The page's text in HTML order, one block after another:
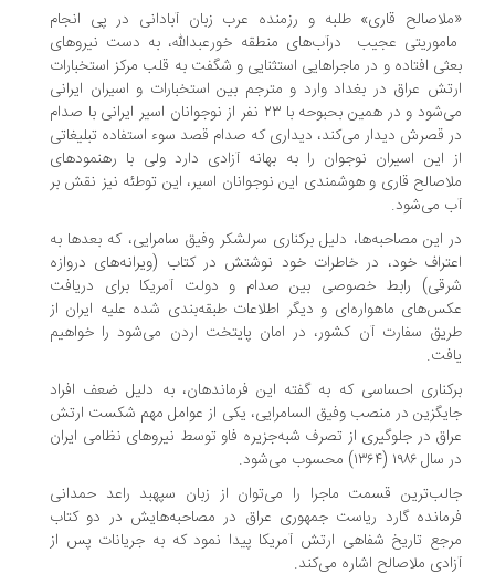
قاری» طلبه و رزمنده عرب زبان آبادانی در پی انجام
عجیب درآب‌های منطقه خورعبدالله، به دست نیروهای
افتاده و در ماجراهایی استثنایی و شگفت به قلب مرکز استخبارات
عراق در بغداد وارد و مترجم بین استخبارات و اسیران ایرانی
می‌شود و در همین بحبوحه با ۲۳ نفر از نوجوانان اسیر ایرانی با صدام
قصرش دیدار می‌کند، دیداری که صدام قصد سوء استفاده تبلیغاتی
این اسیران نوجوان را به بهانه آزادی دارد ولی با رهنمودهای
قاری و هوشمندی این نوجوانان اسیر، این توطئه نیز نقش بر
می‌شود.
این مصاحبه‌ها، دلیل برکناری سرلشکر وفیق سامرایی، که بعدها به
خود، در خاطرات خود نوشتش در کتاب (ویرانه‌های دروازه
رابط خصوصی بین صدام و دولت آمریکا برای دریافت
ماهواره‌ای و دیگر اطلاعات طبقه‌بندی شده علیه ایران از
سفارت آن کشور، در امان پایتخت اردن می‌شود را خواهیم
احساسی که به گفته این فرماندهان، به دلیل ضعف افراد
در منصب وفیق السامرایی، یکی از عوامل مهم شکست ارتش
در جلوگیری از تصرف شبه‌جزیره فاو توسط نیروهای نظامی ایران
(۱۳۶۴) محسوب می‌شود.
قسمت ماجرا را می‌توان از زبان سپهبد راعد حمدانی
گارد ریاست جمهوری عراق در مصاحبه‌هایش در دو کتاب
تاریخ شفاهی ارتش آمریکا پیدا نمود که به جریانات پس از
ملاصالح اشاره می‌کند.